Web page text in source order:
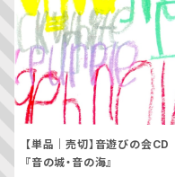
【単品｜売切】音遊びの会CD
『音の城・音の海』